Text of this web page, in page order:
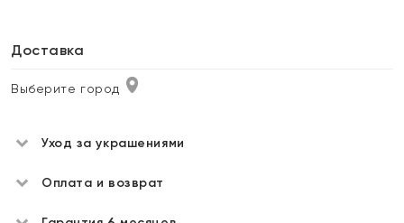
Доставка
Выберите город
Уход за украшениями
Оплата и возврат